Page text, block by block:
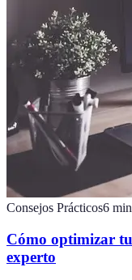
Consejos Prácticos6 min
Cómo optimizar
experto